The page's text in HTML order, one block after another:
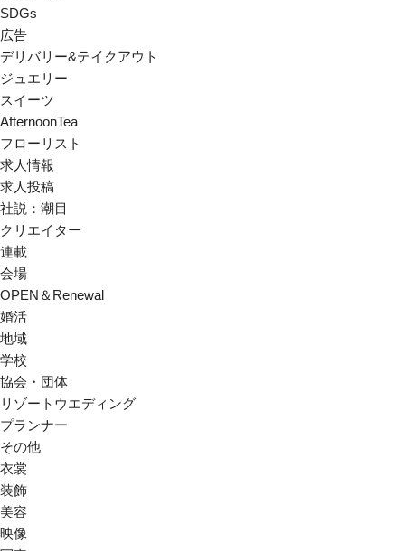
SDGs
広告
デリバリー&テイクアウト
ジュエリー
スイーツ
AfternoonTea
フローリスト
求人情報
求人投稿
社説：潮目
クリエイター
連載
会場
OPEN＆Renewal
婚活
地域
学校
協会・団体
リゾートウエディング
プランナー
その他
衣裳
装飾
美容
映像